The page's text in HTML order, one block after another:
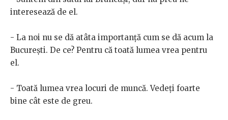
interesează de el.
- La noi nu se dă atâta importanţă cum se dă acum la
Bucureşti. De ce? Pentru că toată lumea vrea pentru
el.
- Toată lumea vrea locuri de muncă. Vedeţi foarte
bine cât este de greu.